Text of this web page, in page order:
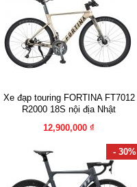
Xe đạp touring FORTINA FT7012
R2000 18S nội địa Nhật
12,900,000 ₫
- 30%